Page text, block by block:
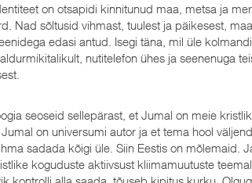
on otsapidi kinnitunud maa, metsa ja
Nad sõltusid vihmast, tuulest ja päikesest,
edasi antud. Isegi täna, mil üle
nutitelefon ühes ja seenenuga
seoseid sellepärast, et Jumal on meie
on universumi autor ja et tema hool
sadada kõigi üle. Siin Eestis on mõlemaid.
koguduste aktiivsust kliimamuutuste